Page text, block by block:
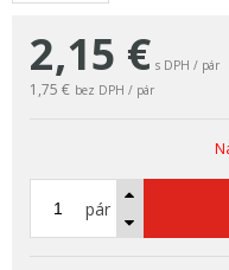
2,15 € s DPH / pár
1,75 € bez DPH / pár
pár